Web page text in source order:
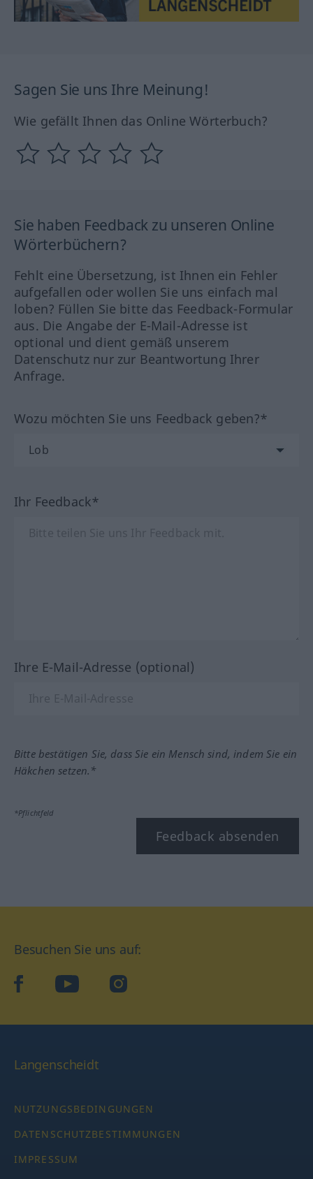
Sagen Sie uns Ihre Meinung!
Wie gefällt Ihnen das Online Wörterbuch?
Sie haben Feedback zu unseren Online
Wörterbüchern?
Fehlt eine Übersetzung, ist Ihnen ein Fehler
aufgefallen oder wollen Sie uns einfach mal
loben? Füllen Sie bitte das Feedback-Formular
aus. Die Angabe der E-Mail-Adresse ist
optional und dient gemäß unserem
Datenschutz nur zur Beantwortung Ihrer
Anfrage.
Wozu möchten Sie uns Feedback geben?*
Ihr Feedback*
Ihre E-Mail-Adresse (optional)
Bitte bestätigen Sie, dass Sie ein Mensch sind, indem Sie ein
Häkchen setzen.*
*Pflichtfeld
Feedback absenden
Besuchen Sie uns auf:
facebookYouTube Instagram
Langenscheidt
NUTZUNGSBEDINGUNGEN
DATENSCHUTZBESTIMMUNGEN
IMPRESSUM